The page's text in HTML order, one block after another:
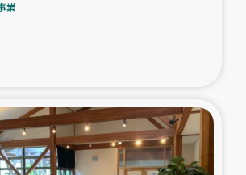
コーヒー生産者支援
マウベシ郡でのコーヒー畑改善事業
業